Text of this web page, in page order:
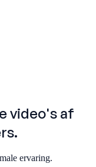
video's af
ervaring.